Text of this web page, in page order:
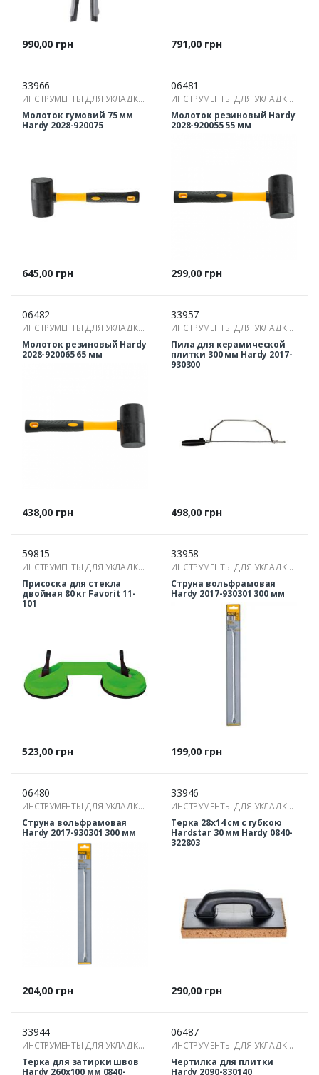
Цена
990,00 грн Цена
791,00 грн
33966
ИНСТРУМЕНТЫ ДЛЯ УКЛАДКИ
ПЛИТКИ
Молоток гумовий 75 мм
Hardy 2028-920075
Цена
645,00 грн
06481
ИНСТРУМЕНТЫ ДЛЯ УКЛАДКИ
ПЛИТКИ
Молоток резиновый Hardy
2028-920055 55 мм
Цена
299,00 грн
06482
ИНСТРУМЕНТЫ ДЛЯ УКЛАДКИ
ПЛИТКИ
Молоток резиновый Hardy
2028-920065 65 мм
Цена
438,00 грн
33957
ИНСТРУМЕНТЫ ДЛЯ УКЛАДКИ
ПЛИТКИ
Пила для керамической
плитки 300 мм Hardy 2017-
930300
Цена
498,00 грн
59815
ИНСТРУМЕНТЫ ДЛЯ УКЛАДКИ
ПЛИТКИ
Присоска для стекла
двойная 80 кг Favorit 11-
101
Цена
523,00 грн
33958
ИНСТРУМЕНТЫ ДЛЯ УКЛАДКИ
ПЛИТКИ
Струна вольфрамовая
Hardy 2017-930301 300 мм
Цена
199,00 грн
06480
ИНСТРУМЕНТЫ ДЛЯ УКЛАДКИ
ПЛИТКИ
Струна вольфрамовая
Hardy 2017-930301 300 мм
Цена
204,00 грн
33946
ИНСТРУМЕНТЫ ДЛЯ УКЛАДКИ
ПЛИТКИ
Терка 28х14 см с губкою
Hardstar 30 мм Hardy 0840-
322803
Цена
290,00 грн
33944
ИНСТРУМЕНТЫ ДЛЯ УКЛАДКИ
ПЛИТКИ
Терка для затирки швов
Hardy 260x100 мм 0840-
06487
ИНСТРУМЕНТЫ ДЛЯ УКЛАДКИ
ПЛИТКИ
Чертилка для плитки
Hardy 2090-830140